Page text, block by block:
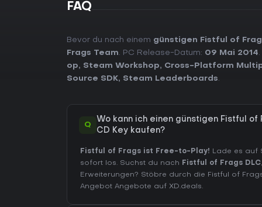
FAQ
Bevor du nach einem günstigen Fistful of
Frags Team. PC Release-Datum: 09 Mai 2014
op, Steam Workshop, Cross-Platform
Source SDK, Steam Leaderboards.
Q
Wo kann ich einen günstigen Fistful of
CD Key kaufen?
Fistful of Frags ist Free-to-Play! Lade es auf
sofort los. Suchst du nach Fistful of Frags DLC
Erweiterungen? Stöbre durch die Fistful of
Angebot Angebote auf XD.deals.